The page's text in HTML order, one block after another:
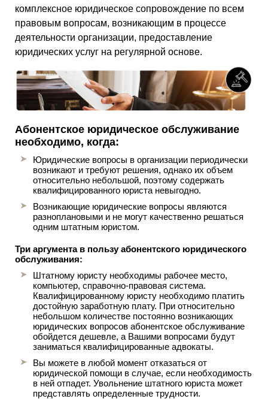
комплексное юридическое сопровождение по всем
правовым вопросам, возникающим в процессе
деятельности организации, предоставление
юридических услуг на регулярной основе.
Абонентское юридическое обслуживание
необходимо, когда:
Юридические вопросы в организации периодически
возникают и требуют решения, однако их объем
относительно небольшой, поэтому содержать
квалифицированного юриста невыгодно.
Возникающие юридические вопросы являются
разноплановыми и не могут качественно решаться
одним штатным юристом.
Три аргумента в пользу абонентского юридического
обслуживания:
Штатному юристу необходимы рабочее место,
компьютер, справочно-правовая система.
Квалифицированному юристу необходимо платить
достойную заработную плату. При относительно
небольшом количестве постоянно возникающих
юридических вопросов абонентское обслуживание
обойдется дешевле, а Вашими вопросами будут
заниматься квалифицированные адвокаты.
Вы можете в любой момент отказаться от
юридической помощи в случае, если необходимость
в ней отпадет. Увольнение штатного юриста может
представлять определенные трудности.